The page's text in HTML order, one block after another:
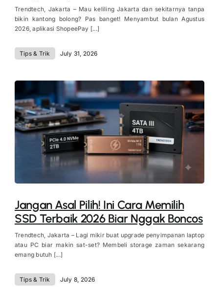
Trendtech, Jakarta – Mau keliling Jakarta dan sekitarnya tanpa
bikin kantong bolong? Pas banget! Menyambut bulan Agustus
2026, aplikasi ShopeePay [...]
Tips & Trik July 31, 2026
Jangan Asal Pilih! Ini Cara Memilih
SSD Terbaik 2026 Biar Nggak Boncos
Trendtech, Jakarta – Lagi mikir buat upgrade penyimpanan laptop
atau PC biar makin sat-set? Membeli storage zaman sekarang
emang butuh [...]
Tips & Trik July 8, 2026